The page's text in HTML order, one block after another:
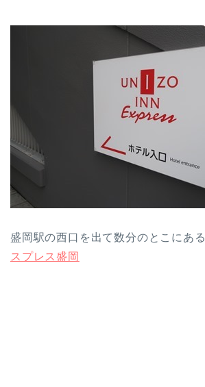
盛岡駅の西口を出て数分のとこにある
スプレス盛岡